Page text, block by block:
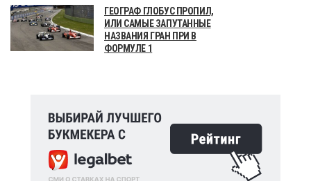
ГЕОГРАФ ГЛОБУС ПРОПИЛ,
ИЛИ САМЫЕ ЗАПУТАННЫЕ
НАЗВАНИЯ ГРАН ПРИ В
ФОРМУЛЕ 1